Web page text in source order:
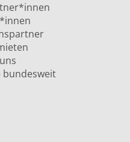
bundesweit